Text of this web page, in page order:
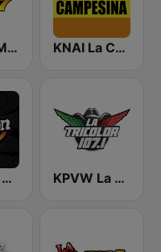
KLJR La Mejor 96.7 FM KNAI La Campesina 101.9 FM
El Patrón 94.5 FM KPVW La Tricolor 107.1 FM